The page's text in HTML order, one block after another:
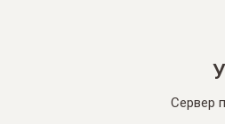
Сервер